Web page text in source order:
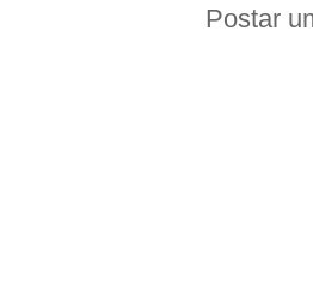
Postar